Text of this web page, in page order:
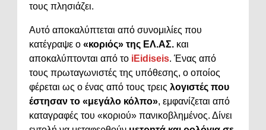
τους πλησιάζει.
Αυτό αποκαλύπτεται από συνομιλίες που
κατέγραψε ο «κοριός» της ΕΛ.ΑΣ. και
αποκαλύπτονται από το iEidiseis. Ένας από
τους πρωταγωνιστές της υπόθεσης, ο οποίος
φέρεται ως ο ένας από τους τρεις λογιστές που
έστησαν το «μεγάλο κόλπο», εμφανίζεται από
καταγραφές του «κοριού» πανικοβλημένος. Δίνει